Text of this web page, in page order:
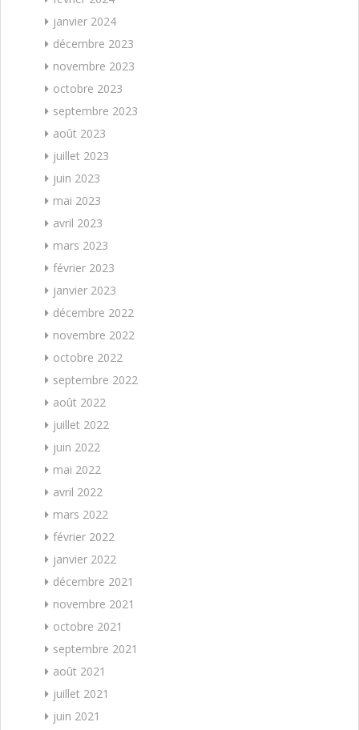
janvier 2024
décembre 2023
novembre 2023
octobre 2023
septembre 2023
août 2023
juillet 2023
juin 2023
mai 2023
avril 2023
mars 2023
février 2023
janvier 2023
décembre 2022
novembre 2022
octobre 2022
septembre 2022
août 2022
juillet 2022
juin 2022
mai 2022
avril 2022
mars 2022
février 2022
janvier 2022
décembre 2021
novembre 2021
octobre 2021
septembre 2021
août 2021
juillet 2021
juin 2021